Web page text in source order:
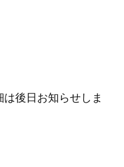
後日お知らせしま